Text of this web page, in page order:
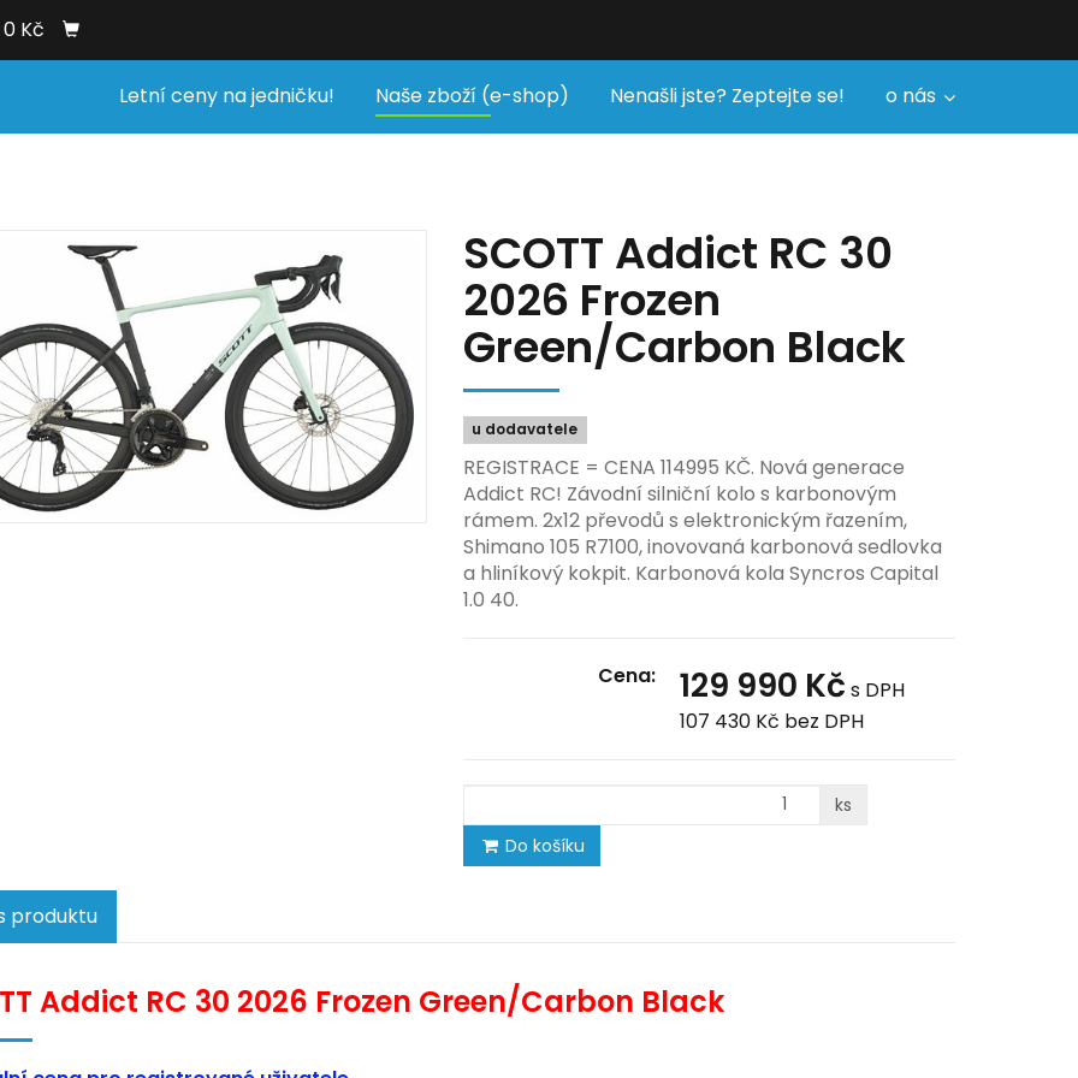
0 Kč
Letní ceny na jedničku! Naše zboží (e-shop) Nenašli jste? Zeptejte se! o nás
SCOTT Addict RC 30
2026 Frozen
Green/Carbon Black
u dodavatele
REGISTRACE = CENA 114995 KČ. Nová generace
Addict RC! Závodní silniční kolo s karbonovým
rámem. 2x12 převodů s elektronickým řazením,
Shimano 105 R7100, inovovaná karbonová sedlovka
a hliníkový kokpit. Karbonová kola Syncros Capital
1.0 40.
Cena: 129 990 Kč s DPH
107 430 Kč bez DPH
ks
Do košíku
produktu
Addict RC 30 2026 Frozen Green/Carbon Black